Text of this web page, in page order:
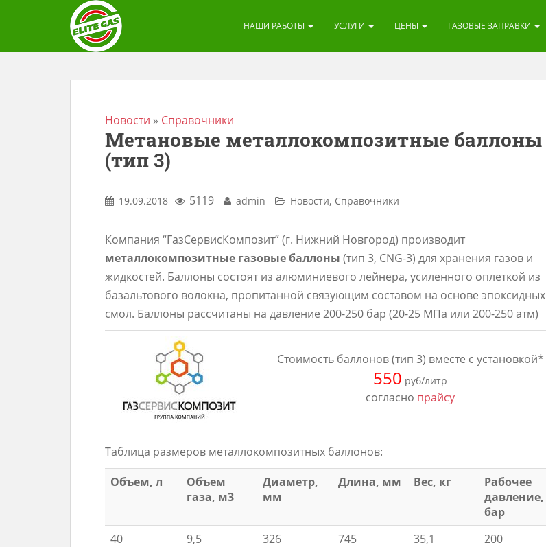
НАШИ РАБОТЫ УСЛУГИ ЦЕНЫ ГАЗОВЫЕ ЗАПРАВКИ
Новости » Справочники
Метановые металлокомпозитные баллоны
(тип 3)
19.09.2018 5119 admin Новости, Справочники
Компания “ГазСервисКомпозит” (г. Нижний Новгород) производит
металлокомпозитные газовые баллоны (тип 3, CNG-3) для хранения газов и
жидкостей. Баллоны состоят из алюминиевого лейнера, усиленного оплеткой из
базальтового волокна, пропитанной связующим составом на основе эпоксидных
смол. Баллоны рассчитаны на давление 200-250 бар (20-25 МПа или 200-250 атм)
Стоимость баллонов (тип 3) вместе с установкой*
550 руб/литр
согласно прайсу
Таблица размеров металлокомпозитных баллонов:
Объем, л
Объем
газа, м3
Диаметр,
мм
Длина, мм Вес, кг
Рабочее
давление,
бар
40
9,5 326 745 35,1
200